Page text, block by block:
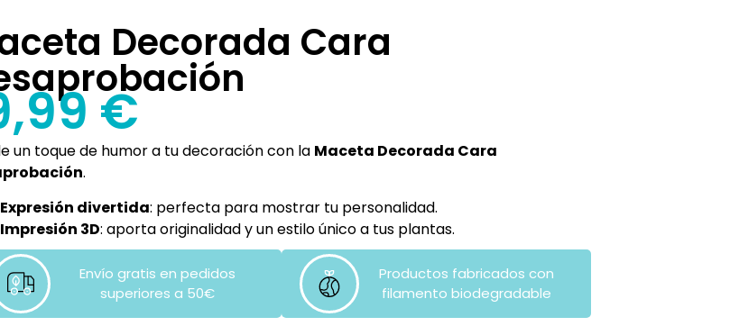
Decorada Cara
€
un toque de humor a tu decoración con la Maceta Decorada Cara
.
Expresión divertida: perfecta para mostrar tu personalidad.
Impresión 3D: aporta originalidad y un estilo único a tus plantas.
Envío gratis en pedidos
superiores a 50€
Productos fabricados con
filamento biodegradable